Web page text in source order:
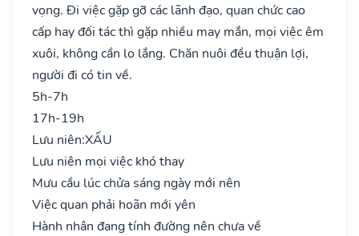
vọng. Đi việc gặp gỡ các lãnh đạo, quan chức cao
cấp hay đối tác thì gặp nhiều may mắn, mọi việc êm
xuôi, không cần lo lắng. Chăn nuôi đều thuận lợi,
người đi có tin về.
5h-7h
17h-19h
Lưu niên:XẤU
Lưu niên mọi việc khó thay
Mưu cầu lúc chửa sáng ngày mới nên
Việc quan phải hoãn mới yên
Hành nhân đang tính đường nên chưa về